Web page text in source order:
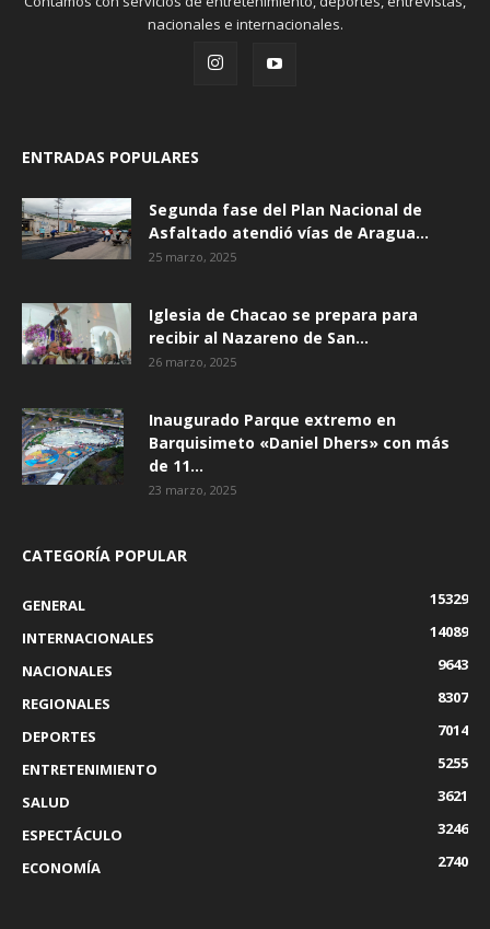
nacionales e internacionales.
ENTRADAS POPULARES
Segunda fase del Plan Nacional de
Asfaltado atendió vías de Aragua...
25 marzo, 2025
Iglesia de Chacao se prepara para
recibir al Nazareno de San...
26 marzo, 2025
Inaugurado Parque extremo en
Barquisimeto «Daniel Dhers» con más
de 11...
23 marzo, 2025
CATEGORÍA POPULAR
GENERAL
15329
INTERNACIONALES
14089
NACIONALES
9643
REGIONALES
8307
DEPORTES
7014
ENTRETENIMIENTO
5255
SALUD
3621
ESPECTÁCULO
3246
ECONOMÍA
2740